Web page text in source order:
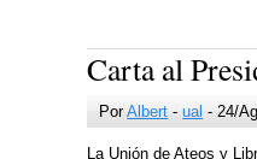
Carta al
PorAlbert -ual - 24/
La Unión de Ateos y